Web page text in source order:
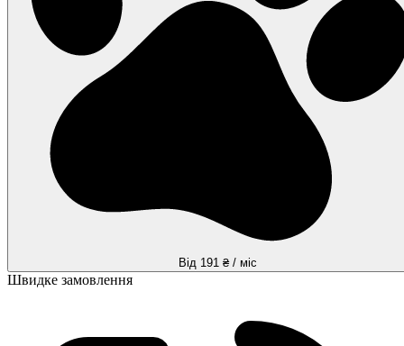
Від 191 ₴ / міс
Швидке замовлення